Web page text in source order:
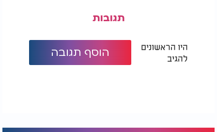
תגובות
היו הראשונים
להגיב
הוסף תגובה